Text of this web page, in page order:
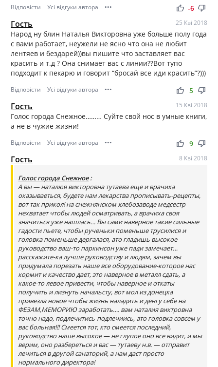
Відповісти Усі відгуки автора ••• thumb_up thumb_down
-6
Гость 25 Кві 2018
Народ ну блин Наталья Викторовна уже больше полу года
с вами работает, неужели не ясно что она не любит
лентяев и бездарей))вы пишите что заставляет вас
красить и т.д ? Она снимает вас с линии??Вот тупо
подходит к пекарю и говорит “бросай все иди красить”?)))
Відповісти Усі відгуки автора ••• thumb_up thumb_down
5
Гость 15 Кві 2018
Голос города Снежное……… Суйте свой нос в умные книги,
а не в чужие жизни!
Відповісти Усі відгуки автора ••• thumb_up thumb_down
9
Гость 8 Кві 2018
Голос города Снежное:
А вы — наталюя викторовна тутаева еще и врачиха
оказываеться, будете нам лекарства прописывать-рецепты,
вот так прикол! на снежнянском хлебозаводе медсестр
нехватает чтобы людей осматривать, а врачиха своя
значиться уже нашлась… Вы сами наверное такие сильные
гадости пьете, чтобы рученьки поменьше трусилися и
головка поменьше дергалася, ато гладишь высокое
руководство ваш-то паркинсон уже пади замечает…
расскажите-ка лучше руководству и людям, зачем вы
придумала порезать наше все оборудование-которое нас
кормит и качество дает, это наверное в металл сдать, а
какое-то левое привести, чтобы наверное и откаты
получить и лизнуть начальсту, вот мол из донецка
привезла новое чтобы жизнь наладить и денгу себе на
ФЕЗАМ,МЕМОРИЮ заработать…. вам наталия виктровна
точно надо, подлечитись-подлечиись, ато головка совсем у
вас больная!!! Смеется тот, кто смеется последний,
руководство наше высокое — не глупое оно все видит, и мы
верим, оно разбереться и вас — тутаеву н.в. — отправит
лечиться в другой санаторий, а нам даст просто
нормального директора!